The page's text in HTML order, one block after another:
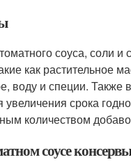
соуса, соли и
как растительное
воду и специи. Также
увеличения срока
количеством
соусе